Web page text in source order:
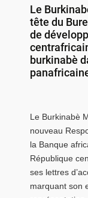
Le
tête du
de
burkinabè
Le Burkinabè
nouveau
la Banque
République
ses lettres
marquant son